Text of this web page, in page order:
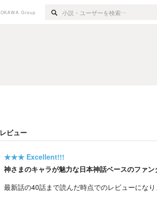
Group
ビュー
★★★ Excellent!!!
神さまのキャラが魅力な日本神話ベースのファ
最新話の40話まで読んだ時点でのレビューになり